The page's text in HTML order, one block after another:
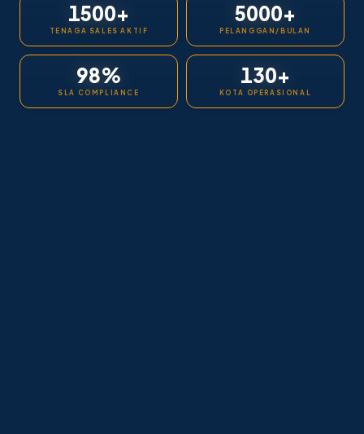
1500+
TENAGA SALES AKTIF
5000+
PELANGGAN/BULAN
98%
SLA COMPLIANCE
130+
KOTA OPERASIONAL